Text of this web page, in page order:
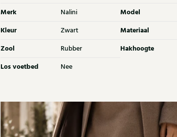
Merk Nalini Model
Kleur Zwart Materiaal
Zool Rubber Hakhoogte
Los voetbed Nee